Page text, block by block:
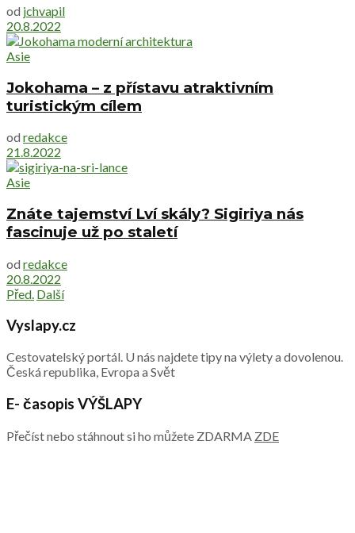
od jchvapil
20.8.2022
Asie
Jokohama – z přístavu atraktivním
turistickým cílem
od redakce
21.8.2022
Asie
Znáte tajemství Lví skály? Sigiriya nás
fascinuje už po staletí
od redakce
20.8.2022
Před. Další
Vyslapy.cz
Cestovatelský portál. U nás najdete tipy na výlety a dovolenou.
Česká republika, Evropa a Svět
E- časopis VÝŠLAPY
Přečíst nebo stáhnout si ho můžete ZDARMA ZDE